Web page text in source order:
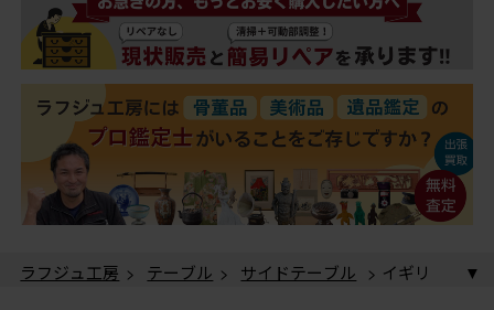
ラフジュ工房 > テーブル > サイドテーブル